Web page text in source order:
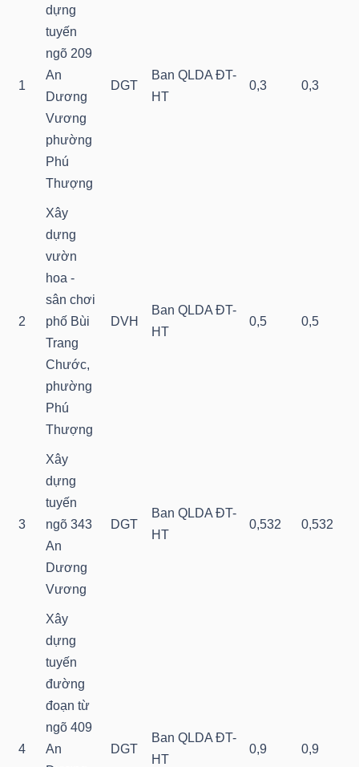
1
dựng
tuyến
ngõ 209
An
Dương
Vương
phường
Phú
Thượng
DGT
Ban QLDA ĐT-
HT
0,3 0,3
2
Xây
dựng
vườn
hoa -
sân chơi
phố Bùi
Trang
Chước,
phường
Phú
Thượng
DVH
Ban QLDA ĐT-
HT
0,5 0,5
3
Xây
dựng
tuyến
ngõ 343
An
Dương
Vương
DGT
Ban QLDA ĐT-
HT
0,532 0,532
4
Xây
dựng
tuyến
đường
đoạn từ
ngõ 409
An
DGT
Ban QLDA ĐT-
HT
0,9 0,9
MÔ
NGÀNH
NGHIỆP
CỔ
PHIẾU
PHÁI
CÔNG
CỤ
ĐẦU
TƯ
TRUY
XUẤT